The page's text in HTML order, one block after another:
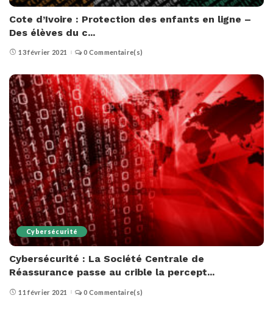
Cote d’Ivoire : Protection des enfants en ligne –
Des élèves du c...
13 février 2021 0 Commentaire(s)
Cybersécurité
Cybersécurité : La Société Centrale de
Réassurance passe au crible la percept...
11 février 2021 0 Commentaire(s)